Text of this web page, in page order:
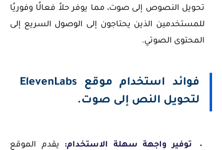
تحويل النصوص إلى صوت، مما يوفر حلاً فعالًا وفوريًا
للمستخدمين الذين يحتاجون إلى الوصول السريع إلى
المحتوى الصوتي.
فوائد استخدام موقع ElevenLabs
لتحويل النص إلى صوت.
توفير واجهة سهلة الاستخدام: يقدم الموقع